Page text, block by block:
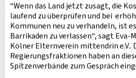
“Wenn das Land jetzt zusagt, die
laufend zu überprüfen und bei
Kommunen neu zu verhandeln, ist
Barrikaden zu verlassen“, sagt Eva-
Kölner Elternverein mittendrin e.V..
Regierungsfraktionen haben an
Spitzenverbände zum Gespräch